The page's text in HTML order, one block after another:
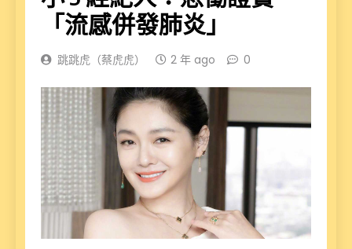
「流感併發肺炎」
跳跳虎（蔡虎虎） 2 年 ago 0